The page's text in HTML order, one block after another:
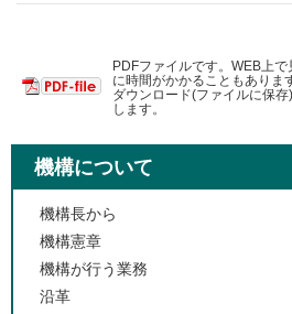
PDFファイルです。WEB上
に時間がかかることもありま
ダウンロード(ファイルに保
します。
機構について
機構長から
機構憲章
機構が行う業務
沿革